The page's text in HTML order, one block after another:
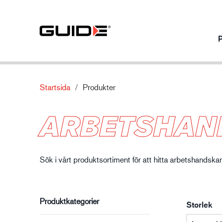
Mekaniskt skydd
Kemiskt skydd
Standarder
Egenskaper
Våra
Om Guide
Nyheter
Startsida Produkter
Sök i vårt produktsortiment för att hitta
Produktkategorier Storlek